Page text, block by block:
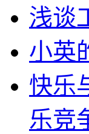
浅谈
小英
快乐
乐竞